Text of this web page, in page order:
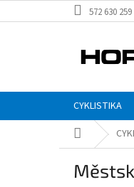
na
572 630 259
CYKLISTIKA
Domů